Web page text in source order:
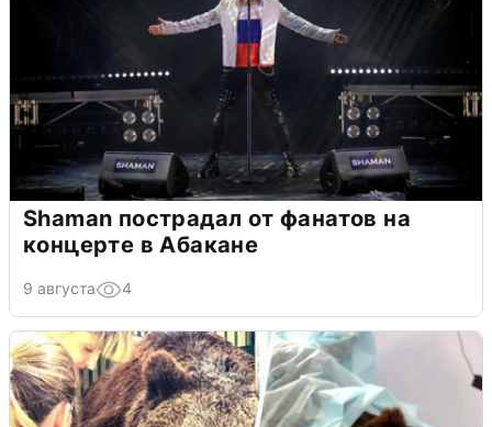
Shaman пострадал от фанатов на
концерте в Абакане
9 августа 4